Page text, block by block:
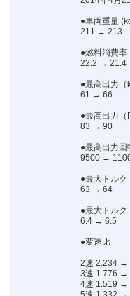
●車両重量
211 → 213
●燃料消費
22.2 → 21.4
●最高出力（
61 → 66
●最高出力（
83 → 90
●最高出力回
9500 →
●最大トルク
63 → 64
●最大トルク
6.4 → 6.5
●変速比
2速 2.234 →
3速 1.776 →
4速 1.519 →